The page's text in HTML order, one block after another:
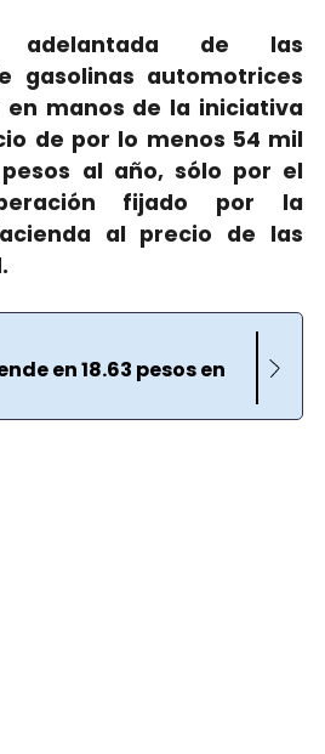
adelantada de las
gasolinas automotrices
manos de la iniciativa
de por lo menos 54 mil
al año, sólo por el
fijado por la
al precio de las
en 18.63 pesos en